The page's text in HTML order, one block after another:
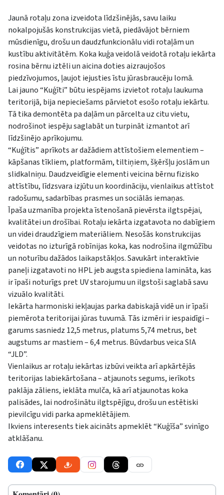
Jaunā rotaļu zona izveidota līdzšinējās, savu laiku
nokalpojušās konstrukcijas vietā, piedāvājot bērniem
mūsdienīgu, drošu un daudzfunkcionālu vidi rotaļām un
kustību aktivitātēm. Koka kuģa veidolā veidotā rotaļu iekārta
rosina bērnu iztēli un aicina doties aizraujošos
piedzīvojumos, ļaujot iejusties īstu jūrasbraucēju lomā.
Lai jauno “Kuģīti” būtu iespējams izvietot rotaļu laukuma
teritorijā, bija nepieciešams pārvietot esošo rotaļu iekārtu.
Tā tika demontēta pa daļām un pārcelta uz citu vietu,
nodrošinot iespēju saglabāt un turpināt izmantot arī
līdzšinējo aprīkojumu.
“Kuģītis” aprīkots ar dažādiem attīstošiem elementiem –
kāpšanas tīkliem, platformām, tiltiņiem, šķēršļu joslām un
slidkalniņu. Daudzveidīgie elementi veicina bērnu fizisko
attīstību, līdzsvara izjūtu un koordināciju, vienlaikus attīstot
radošumu, sadarbības prasmes un sociālās iemaņas.
Īpaša uzmanība projekta īstenošanā pievērsta ilgtspējai,
kvalitātei un drošībai. Rotaļu iekārta izgatavota no dabīgiem
un videi draudzīgiem materiāliem. Nesošās konstrukcijas
veidotas no izturīgā robīnijas koka, kas nodrošina ilgmūžību
un noturību dažādos laikapstākļos. Savukārt interaktīvie
paneļi izgatavoti no HPL jeb augsta spiediena lamināta, kas
ir īpaši noturīgs pret UV starojumu un ilgstoši saglabā savu
vizuālo kvalitāti.
Iekārta harmoniski iekļaujas parka dabiskajā vidē un ir īpaši
piemērota teritorijai jūras tuvumā. Tās izmēri ir iespaidīgi –
garums sasniedz 12,5 metrus, platums 5,74 metrus, bet
augstums ar mastiem – 6,4 metrus. Būvdarbus veica SIA
“JLD”.
Vienlaikus ar rotaļu iekārtas izbūvi veikta arī apkārtējās
teritorijas labiekārtošana – atjaunots segums, ierīkots
paklāja zāliens, ieklāta mulča, kā arī atjaunotas koka
palisādes, lai nodrošinātu ilgtspējīgu, drošu un estētiski
pievilcīgu vidi parka apmeklētājiem.
Ikviens interesents tiek aicināts apmeklēt “Kuģīša” svinīgo
atklāšanu.